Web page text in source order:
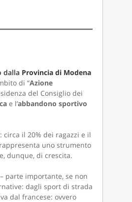
dalla Provincia di Modena
di “Azione
del Consiglio dei
e l’abbandono sportivo
il 20% dei ragazzi e il
uno strumento
dunque, di crescita.
parte importante, se non
dagli sport di strada
dal francese: ovvero